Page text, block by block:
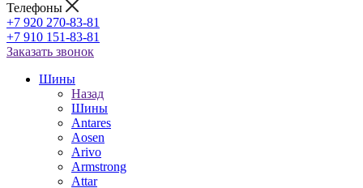
Телефоны
+7 920 270-83-81
+7 910 151-83-81
Заказать звонок
Шины
Назад
Шины
Antares
Aosen
Arivo
Armstrong
Attar